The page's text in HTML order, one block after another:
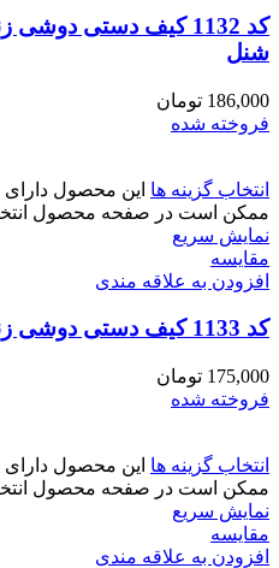
کد 1132 کیف دستی
شنل
186,000 تومان
فروخته شده
انتخاب گزینه ها این محصول دارای
ممکن است در صفحه محصول
نمایش سریع
مقايسه
افزودن به علاقه مندی
کد 1133 کیف دستی دوشی زنانه شنل جلو بافت
175,000 تومان
فروخته شده
انتخاب گزینه ها این محصول دارای
ممکن است در صفحه محصول
نمایش سریع
مقايسه
افزودن به علاقه مندی